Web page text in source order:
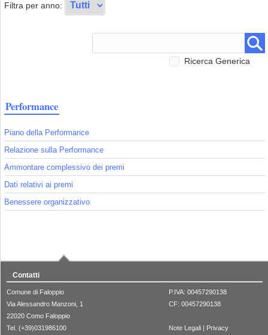
Filtra per anno:
Ricerca Generica
Performance
Piano della Performance
Relazione sulla Performance
Ammontare complessivo dei premi
Dati relativi ai premi
Benessere organizzativo
Contatti
Comune di Faloppio
Via Alessandro Manzoni, 1
22020 Como Faloppio
Tel. (+39)031986100
P.IVA: 00457290138
CF: 00457290138
Note Legali | Privacy